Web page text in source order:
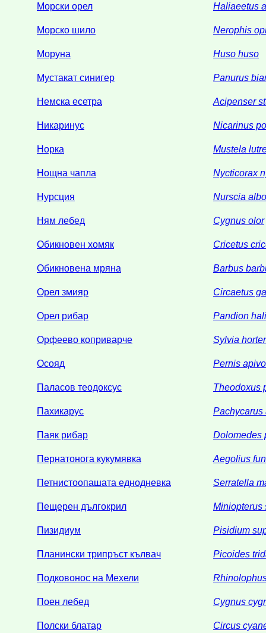
Морски орел Haliaeetus
Морско шило Nerophis
Моруна Huso huso
Мустакат синигер Panurus
Немска есетра Acipenser
Никаринус Nicarinus
Норка Mustela
Нощна чапла Nycticorax
Нурсция Nurscia
Ням лебед Cygnus olor
Обикновен хомяк Cricetus
Обикновена мряна Barbus
Орел змияр Circaetus
Орел рибар Pandion
Орфеево коприварче Sylvia
Осояд Pernis
Паласов теодоксус Theodoxus
Пахикарус Pachycarus
Паяк рибар Dolomedes
Пернатонога кукумявка Aegolius
Петнистоопашата еднодневка Serratella
Пещерен дългокрил Miniopterus
Пизидиум Pisidium
Планински трипръст кълвач Picoides
Подковонос на Мехели
Поен лебед Cygnus
Полски блатар Circus